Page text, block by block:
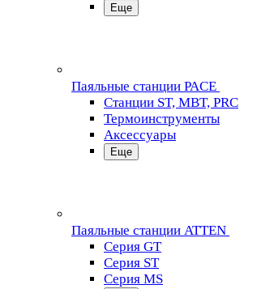
Еще
Паяльные станции PACE
Станции ST, MBT, PRC
Термоинструменты
Аксессуары
Еще
Паяльные станции ATTEN
Серия GT
Серия ST
Серия MS